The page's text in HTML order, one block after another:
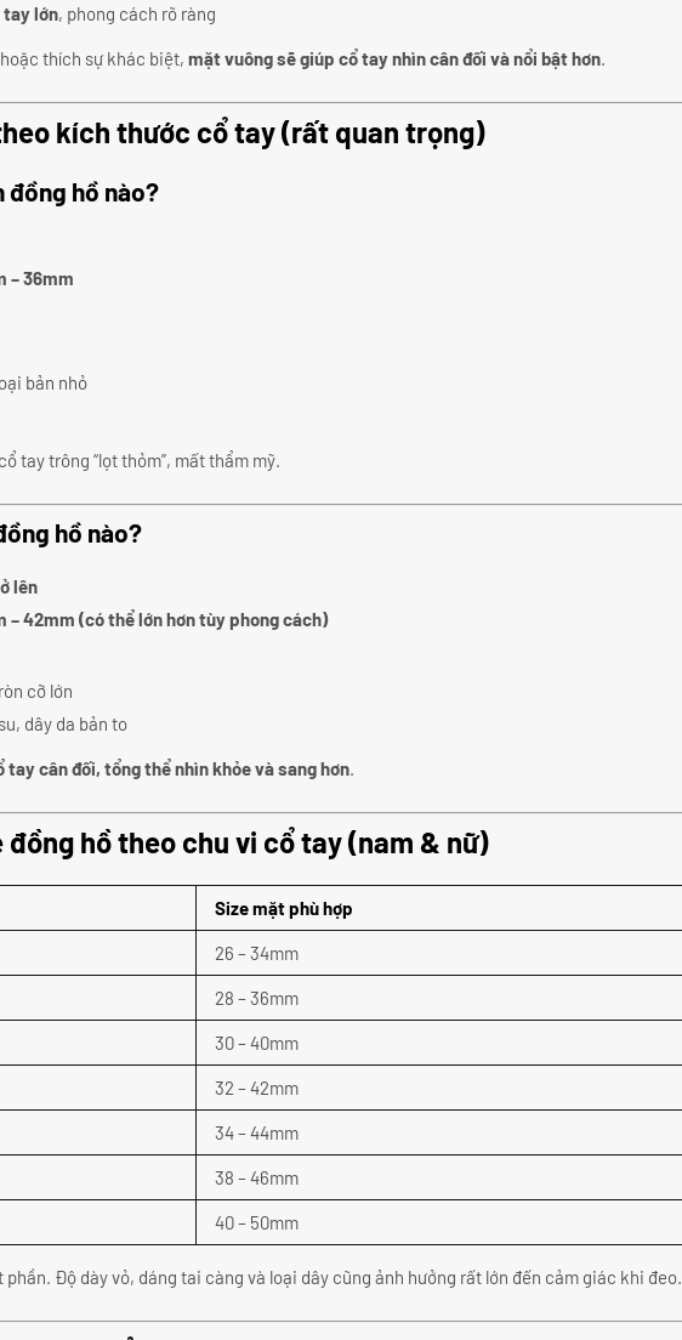
tay lớn, phong cách rõ ràng
thích sự khác biệt, mặt vuông sẽ giúp cổ tay nhìn cân đối và nổi bật hơn
kích thước cổ tay (rất quan trọng)
đồng hồ nào?
– 36mm
bản nhỏ
tay trông “lọt thỏm”, mất thẩm mỹ.
hồ nào?
lên
– 42mm (có thể lớn hơn tùy phong cách)
cỡ lớn
dây da bản to
tay cân đối, tổng thể nhìn khỏe và sang hơn
đồng hồ theo chu vi cổ tay (nam & nữ)
Size mặt phù hợp
26 – 34mm
28 – 36mm
30 – 40mm
32 – 42mm
34 – 44mm
38 – 46mm
40 – 50mm
phần. Độ dày vỏ, dáng tai càng và loại dây cũng ảnh hưởng rất lớn đến cảm giác khi đeo.